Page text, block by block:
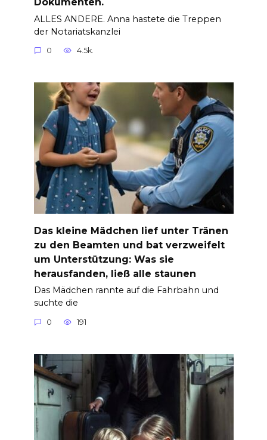
ALLES ANDERE. Anna hastete die Treppen
der Notariatskanzlei
0 4.5k.
Das kleine Mädchen lief unter Tränen
zu den Beamten und bat verzweifelt
um Unterstützung: Was sie
herausfanden, ließ alle staunen
Das Mädchen rannte auf die Fahrbahn und
suchte die
0 191